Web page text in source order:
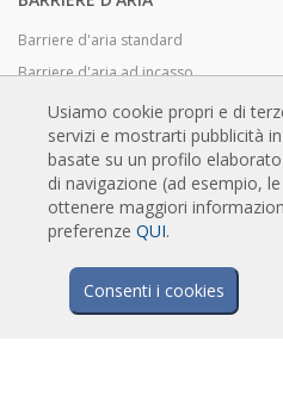
Barriere d'aria standard
Barriere d'aria ad incasso
Barriere d'aria personalizzabili e di
Barriere d'aria industriali e per celle
Barriere d'aria su misura e per porte
Barriere d'aria anti-insetto
Barriere d'aria in pompa di calore ed
Barriere a lama d'aria con sistema di
Barriere d'aria economiche
Usiamo cookie propri e di
servizi e mostrarti pubblicità
basate su un profilo
di navigazione (ad esempio,
ottenere maggiori
preferenze QUI.
Consenti i cookies